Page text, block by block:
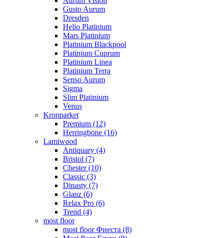
Gusto Aurum
Dresden
Helio Platinium
Mars Platinium
Platinium Blackpool
Platinium Cuprum
Platinium Linea
Platinium Terra
Senso Aurum
Sigma
Slim Platinium
Venus
Kronparket
Premium (12)
Herringbone (16)
Lamiwood
Antiquary (4)
Bristol (7)
Chester (10)
Classic (3)
Dinasty (7)
Glanz (6)
Relax Pro (6)
Trend (4)
most floor
most floor Фиеста (8)